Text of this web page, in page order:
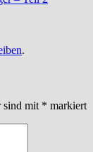
.
sind mit * markiert